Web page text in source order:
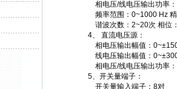
相电压/线电压输出功率
频率范围：0~1000 Hz
谐波次数：2~20次 相位
4、 直流电压源：
相电压输出幅值：
线电压输出幅值：
相电压/线电压输出功率
5、开关量端子：
开关量输入端子：8对